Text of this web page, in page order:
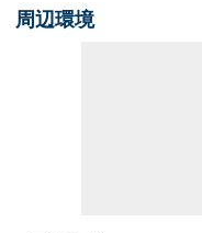
周辺環境